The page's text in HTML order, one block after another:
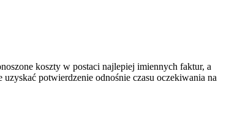
koszty w postaci najlepiej imiennych faktur, a
uzyskać potwierdzenie odnośnie czasu oczekiwania na